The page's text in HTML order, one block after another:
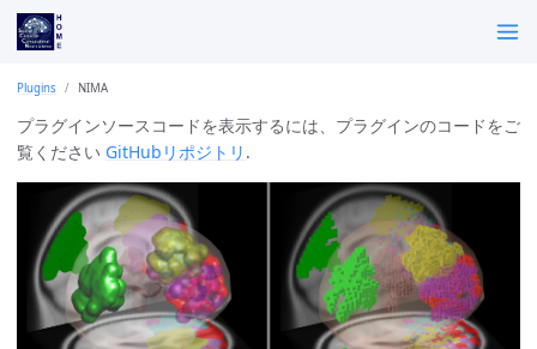
Plugins NIMA
プラグインソースコードを表示するには、プラグインのコードをご
覧ください GitHubリポジトリ .